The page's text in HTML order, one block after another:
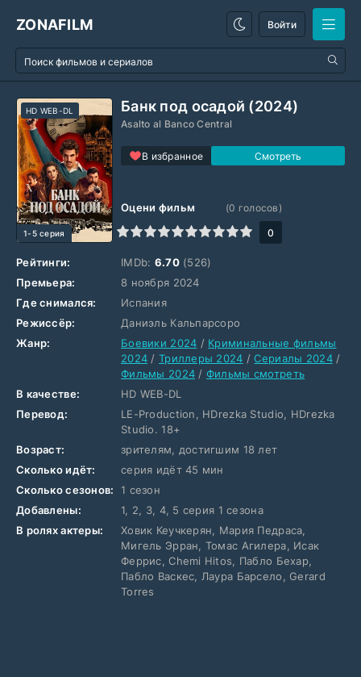
ZONAFILM Войти
Банк под осадой (2024)
Asalto al Banco Central
В избранное
HD WEB-DL
1-5 серия
Оцени фильм
1
2 3 4 5 6 7 8 9 10
(0 голосов)
0
Рейтинги: IMDb: 6.70(526)
Премьера:
8 ноября 2024
Где снимался:
Испания
Режиссёр:
Даниэль Кальпарсоро
Жанр:
Боевики 2024 / Криминальные фильмы
2024 / Триллеры 2024 /Сериалы 2024/
Фильмы 2024 / Фильмы смотреть
В качестве:
HD WEB-DL
Перевод:
LE-Production, HDrezka Studio, HDrezka
Studio. 18+
Возраст:
зрителям, достигшим 18 лет
Сколько идёт:
серия идёт 45 мин
Сколько сезонов:
1 сезон
Добавлены:
1, 2, 3, 4, 5 серия 1 сезона
В ролях актеры:
Ховик Кеучкерян, Мария Педраса,
Мигель Эрран, Томас Агилера, Исак
Феррис, Chemi Hitos, Пабло Бехар,
Пабло Васкес, Лаура Барсело, Gerard
Torres